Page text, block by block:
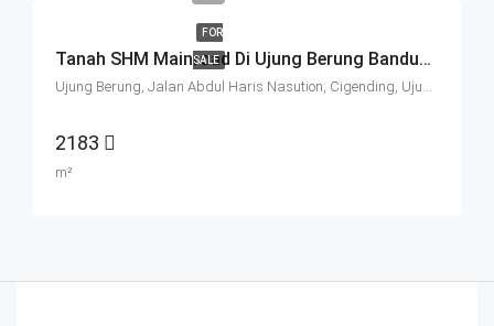
FOR
SALE Tanah SHM Mainroad Di Ujung Berung Bandung
Ujung Berung, Jalan Abdul Haris Nasution, Cigending, Ujungberung, Bandung City, West Java, Java, 45474, Indonesia
2183
m²